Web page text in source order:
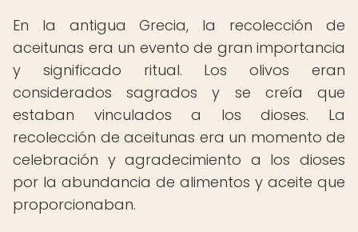
En la antigua Grecia, la recolección de
aceitunas era un evento de gran importancia
y significado ritual. Los olivos eran
considerados sagrados y se creía que
estaban vinculados a los dioses. La
recolección de aceitunas era un momento de
celebración y agradecimiento a los dioses
por la abundancia de alimentos y aceite que
proporcionaban.